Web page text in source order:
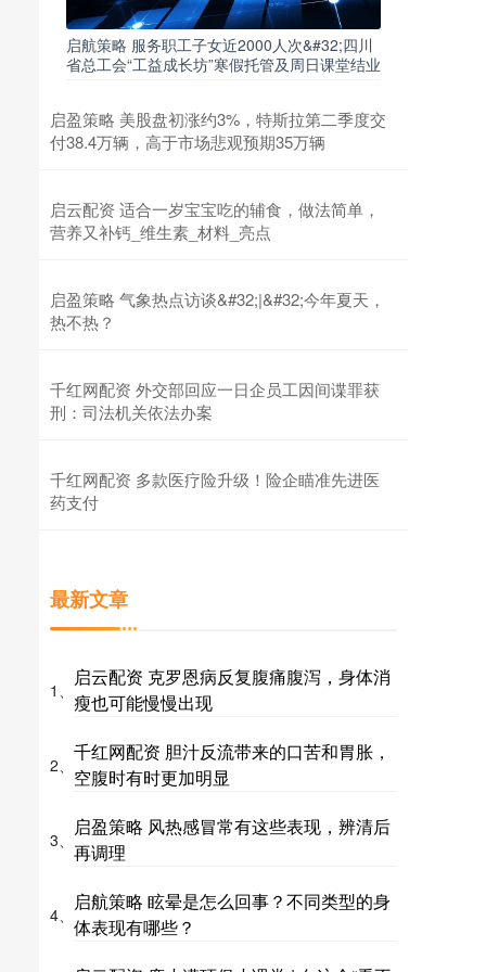
启航策略 服务职工子女近2000人次&#32;四川
省总工会“工益成长坊”寒假托管及周日课堂结业
启盈策略 美股盘初涨约3%，特斯拉第二季度交
付38.4万辆，高于市场悲观预期35万辆
启云配资 适合一岁宝宝吃的辅食，做法简单，
营养又补钙_维生素_材料_亮点
启盈策略 气象热点访谈&#32;|&#32;今年夏天，
热不热？
千红网配资 外交部回应一日企员工因间谍罪获
刑：司法机关依法办案
千红网配资 多款医疗险升级！险企瞄准先进医
药支付
最新文章
1、
启云配资 克罗恩病反复腹痛腹泻，身体消
瘦也可能慢慢出现
2、
千红网配资 胆汁反流带来的口苦和胃胀，
空腹时有时更加明显
3、
启盈策略 风热感冒常有这些表现，辨清后
再调理
4、
启航策略 眩晕是怎么回事？不同类型的身
体表现有哪些？